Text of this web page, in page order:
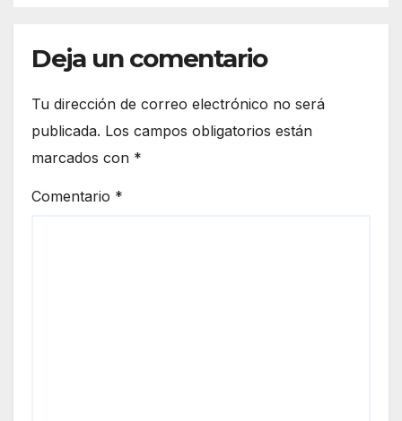
Deja un comentario
Tu dirección de correo electrónico no será
publicada. Los campos obligatorios están
marcados con *
Comentario *